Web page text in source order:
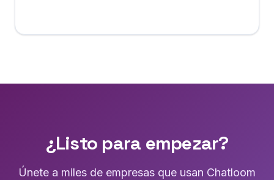
¿Listo para empezar?
Únete a miles de empresas que usan Chatloom